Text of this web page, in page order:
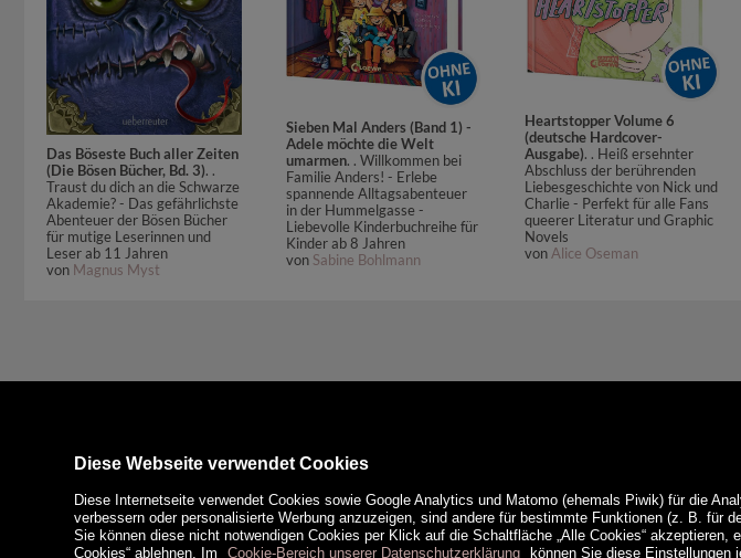
Das Böseste Buch aller Zeiten
(Die Bösen Bücher, Bd. 3). .
Traust du dich an die Schwarze
Akademie? - Das gefährlichste
Abenteuer der Bösen Bücher
für mutige Leserinnen und
Leser ab 11 Jahren
von Magnus Myst
Sieben Mal Anders (Band 1) -
Adele möchte die Welt
umarmen. . Willkommen bei
Familie Anders! - Erlebe
spannende Alltagsabenteuer
in der Hummelgasse -
Liebevolle Kinderbuchreihe für
Kinder ab 8 Jahren
von Sabine Bohlmann
Heartstopper Volume 6
(deutsche Hardcover-
Ausgabe). . Heiß ersehnter
Abschluss der berührenden
Liebesgeschichte von Nick und
Charlie - Perfekt für alle Fans
queerer Literatur und Graphic
Novels
von Alice Oseman
Diese Webseite verwendet Cookies
Diese Internetseite verwendet Cookies sowie Google Analytics und Matomo (ehemals Piwik) für die
verbessern oder personalisierte Werbung anzuzeigen, sind andere für bestimmte Funktionen (z. B. für
Sie können diese nicht notwendigen Cookies per Klick auf die Schaltfläche „Alle Cookies“
Cookies“ ablehnen. Im
Cookie-Bereich unserer Datenschutzerklärung können Sie diese Einstellungen